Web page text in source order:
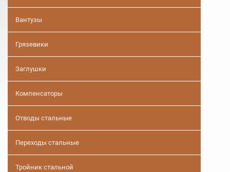
Вантузы
Грязевики
Заглушки
Компенсаторы
Отводы стальные
Переходы стальные
Тройник стальной